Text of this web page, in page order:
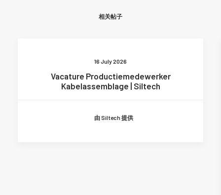
相关帖子
16 July 2026
Vacature Productiemedewerker
Kabelassemblage | Siltech
由 Siltech 提供